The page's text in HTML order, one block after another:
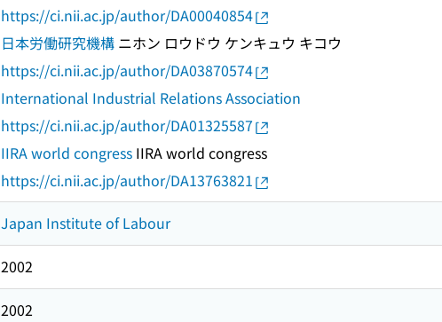
https://ci.nii.ac.jp/author/DA00040854
日本労働研究機構 ニホン ロウドウ ケンキュウ キコウ
https://ci.nii.ac.jp/author/DA03870574
International Industrial Relations Association
https://ci.nii.ac.jp/author/DA01325587
IIRA world congress IIRA world congress
https://ci.nii.ac.jp/author/DA13763821
Japan Institute of Labour
2002
2002